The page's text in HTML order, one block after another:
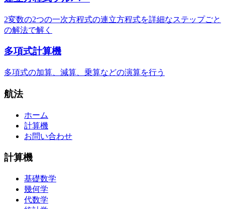
2変数の2つの一次方程式の連立方程式を詳細なステップごと
の解法で解く
多項式計算機
多項式の加算、減算、乗算などの演算を行う
航法
ホーム
計算機
お問い合わせ
計算機
基礎数学
幾何学
代数学